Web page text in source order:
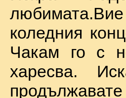
коледния
Чакам го с
харесва.